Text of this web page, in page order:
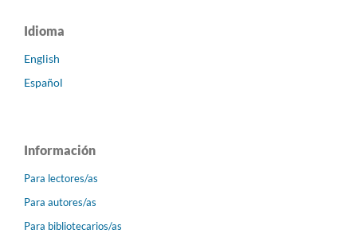
Idioma
English
Español
Información
Para lectores/as
Para autores/as
Para bibliotecarios/as